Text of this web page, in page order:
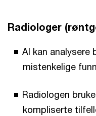
Radiologer
AI kan analysere
mistenkelige
Radiologen
kompliserte